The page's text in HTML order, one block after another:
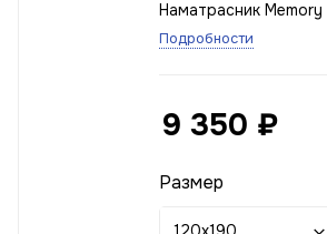
Наматрасник Memory
Подробности
9 350 ₽
Размер